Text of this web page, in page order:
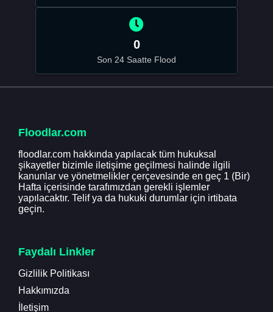
0
Son 24 Saatte Flood
Floodlar.com
floodlar.com hakkında yapılacak tüm hukuksal
şikayetler bizimle iletişime geçilmesi halinde ilgili
kanunlar ve yönetmelikler çerçevesinde en geç 1 (Bir)
Hafta içerisinde tarafımızdan gerekli işlemler
yapılacaktır. Telif ya da hukuki durumlar için irtibata
geçin.
Faydalı Linkler
Gizlilik Politikası
Hakkımızda
İletişim